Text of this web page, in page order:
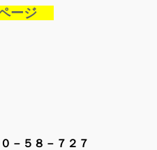
ージ
－５８－７２７